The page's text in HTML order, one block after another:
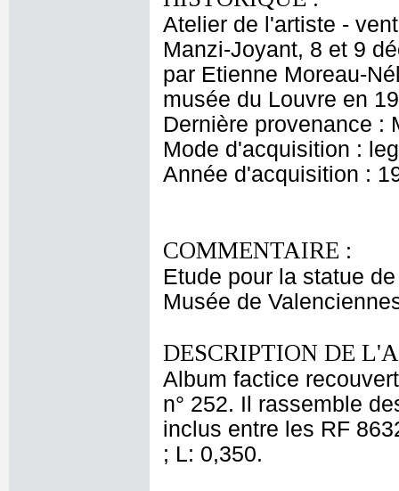
Atelier de l'artiste -
Manzi-Joyant, 8 et 9
par Etienne Moreau-
musée du Louvre en
Dernière provenance :
Mode d'acquisition :
Année d'acquisition :
COMMENTAIRE :
Etude pour la statue
Musée de
DESCRIPTION DE
Album factice
n° 252. Il rassemble
inclus entre les RF
; L: 0,350.